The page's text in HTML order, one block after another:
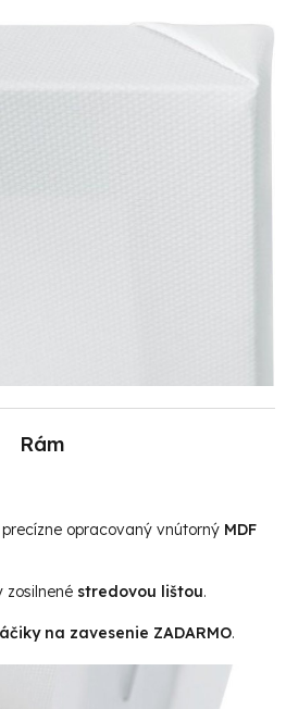
Rám
opracovaný vnútorný MDF
zosilnené stredovou lištou.
na zavesenie ZADARMO.